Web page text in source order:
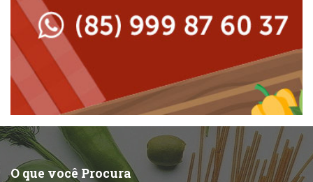
Massas
Peixes e Frutos do Mar
Pizzarias
Peixes e Frutos do Mar
Pizzarias
Sobremesas e sorvetes
O que você Procura